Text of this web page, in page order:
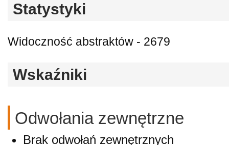
Statystyki
Widoczność abstraktów - 2679
Wskaźniki
Odwołania zewnętrzne
Brak odwołań zewnętrznych